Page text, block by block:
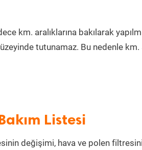
km. aralıklarına bakılarak
tutunamaz. Bu nedenle
Listesi
değişimi, hava ve polen